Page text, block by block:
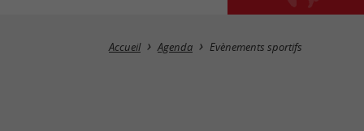
Masquer la carte
Accueil Agenda Evènements sportifs